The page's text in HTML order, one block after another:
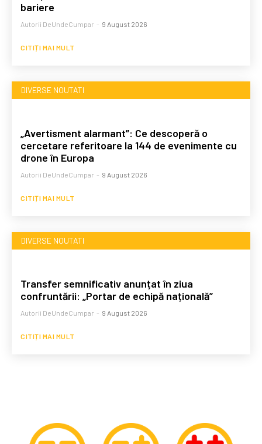
bariere
Autorii DeUndeCumpar - 9 August 2026
CITIȚI MAI MULT
DIVERSE NOUTATI
„Avertisment alarmant”: Ce descoperă o
cercetare referitoare la 144 de evenimente cu
drone în Europa
Autorii DeUndeCumpar - 9 August 2026
CITIȚI MAI MULT
DIVERSE NOUTATI
Transfer semnificativ anunțat în ziua
confruntării: „Portar de echipă națională”
Autorii DeUndeCumpar - 9 August 2026
CITIȚI MAI MULT